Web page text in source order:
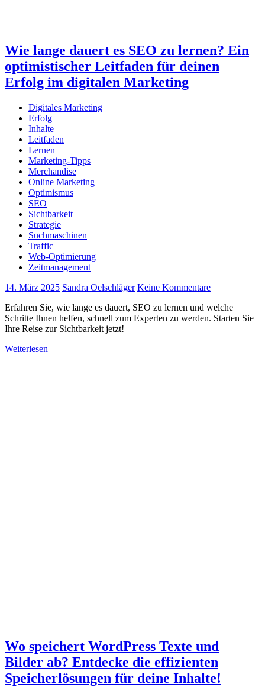
Wie lange dauert es SEO zu lernen? Ein
optimistischer Leitfaden für deinen
Erfolg im digitalen Marketing
Digitales Marketing
Erfolg
Inhalte
Leitfaden
Lernen
Marketing-Tipps
Merchandise
Online Marketing
Optimismus
SEO
Sichtbarkeit
Strategie
Suchmaschinen
Traffic
Web-Optimierung
Zeitmanagement
14. März 2025 Sandra Oelschläger Keine Kommentare
Erfahren Sie, wie lange es dauert, SEO zu lernen und welche
Schritte Ihnen helfen, schnell zum Experten zu werden. Starten Sie
Ihre Reise zur Sichtbarkeit jetzt!
Weiterlesen
Wo speichert WordPress Texte und
Bilder ab? Entdecke die effizienten
Speicherlösungen für deine Inhalte!